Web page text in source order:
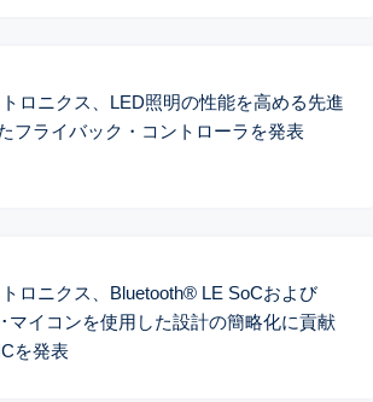
ロニクス、LED照明の性能を高める先進
フライバック・コントローラを発表
ロニクス、Bluetooth® LE SoCおよび
マイコンを使用した設計の簡略化に貢献
を発表